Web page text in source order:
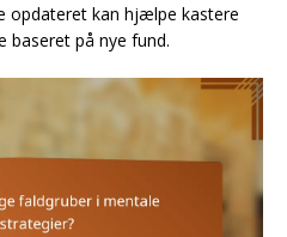
opdateret kan hjælpe kastere
baseret på nye fund.